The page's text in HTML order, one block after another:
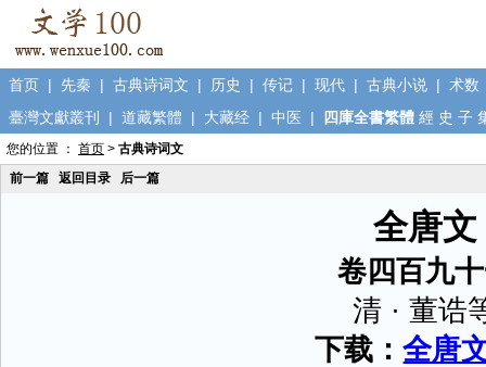
首页 | 先秦 | 古典诗词文 | 历史 | 传记 | 现代 | 古典小说 | 术数
臺灣文獻叢刊
| 道藏繁體 | 大藏经 | 中医 | 四庫全書繁體 經 史 子
您的位置 ： 首页 > 古典诗词文
前一篇
返回目录 后一篇
全唐文
卷四百九
清 · 董诰
下载：全唐